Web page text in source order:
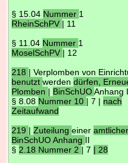
§ 15.04 Nummer 1
RheinSchPV | 11
§ 11.04 Nummer 1
MoselSchPV | 12
218 | Verplomben von
benutztwerdendürfen,
Plomben | BinSchUOAnhang
§ 8.08 Nummer 10 | 7 | nach
Zeitaufwand
219 |Zuteilungeiner
BinSchUO Anhang II
§ 2.18 Nummer 2 | 7 | 28